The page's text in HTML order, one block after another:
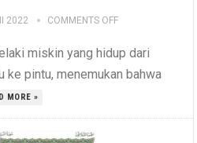
2022 COMMENTS OFF
miskin yang hidup dari
ke pintu, menemukan bahwa
MORE »